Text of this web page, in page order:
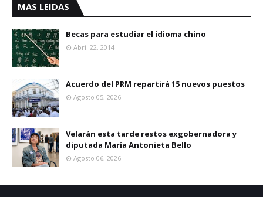
MAS LEIDAS
Becas para estudiar el idioma chino
Abril 22, 2014
Acuerdo del PRM repartirá 15 nuevos puestos
Agosto 05, 2026
Velarán esta tarde restos exgobernadora y
diputada María Antonieta Bello
Agosto 06, 2026